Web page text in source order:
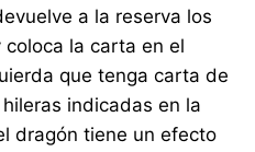
a la reserva los
la carta en el
que tenga carta de
indicadas en la
dragón tiene un efecto